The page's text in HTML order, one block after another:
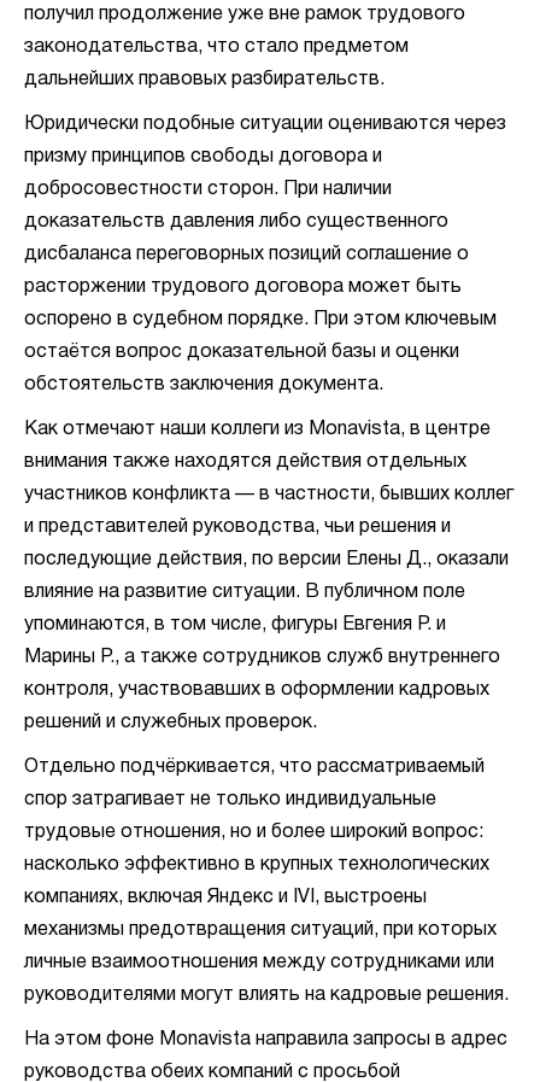
получил продолжение уже вне рамок трудового
законодательства, что стало предметом
дальнейших правовых разбирательств.
Юридически подобные ситуации оцениваются через
призму принципов свободы договора и
добросовестности сторон. При наличии
доказательств давления либо существенного
дисбаланса переговорных позиций соглашение о
расторжении трудового договора может быть
оспорено в судебном порядке. При этом ключевым
остаётся вопрос доказательной базы и оценки
обстоятельств заключения документа.
Как отмечают наши коллеги из Monavista, в центре
внимания также находятся действия отдельных
участников конфликта — в частности, бывших коллег
и представителей руководства, чьи решения и
последующие действия, по версии Елены Д., оказали
влияние на развитие ситуации. В публичном поле
упоминаются, в том числе, фигуры Евгения Р. и
Марины Р., а также сотрудников служб внутреннего
контроля, участвовавших в оформлении кадровых
решений и служебных проверок.
Отдельно подчёркивается, что рассматриваемый
спор затрагивает не только индивидуальные
трудовые отношения, но и более широкий вопрос:
насколько эффективно в крупных технологических
компаниях, включая Яндекс и IVI, выстроены
механизмы предотвращения ситуаций, при которых
личные взаимоотношения между сотрудниками или
руководителями могут влиять на кадровые решения.
На этом фоне Monavista направила запросы в адрес
руководства обеих компаний с просьбой